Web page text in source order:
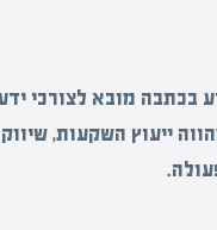
בכתבה מובא לצורכי
ייעוץ השקעות,